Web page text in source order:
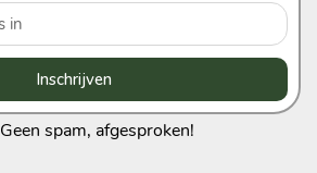
Inschrijven
Geen spam, afgesproken!